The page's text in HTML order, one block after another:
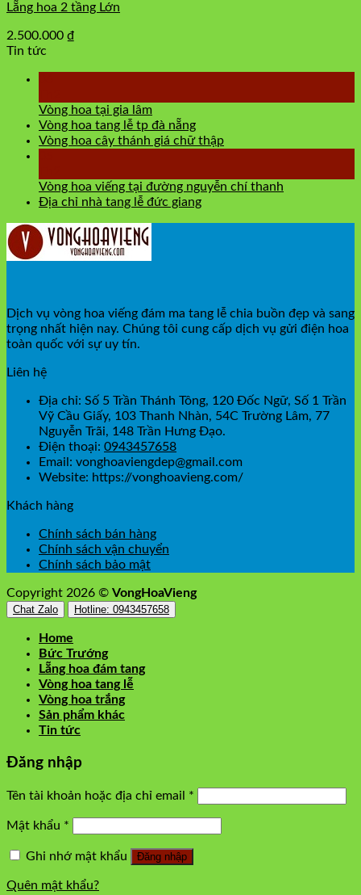
Lẵng hoa 2 tầng Lớn
2.500.000 ₫
Tin tức
Vòng hoa tại gia lâm
Vòng hoa tang lễ tp đà nẵng
Vòng hoa cây thánh giá chữ thập
Vòng hoa viếng tại đường nguyễn chí thanh
Địa chỉ nhà tang lễ đức giang
Dịch vụ vòng hoa viếng đám ma tang lễ chia buồn đẹp và sang
trọng nhất hiện nay. Chúng tôi cung cấp dịch vụ gửi điện hoa
toàn quốc với sự uy tín.
Liên hệ
Địa chỉ: Số 5 Trần Thánh Tông, 120 Đốc Ngữ, Số 1 Trần
Vỹ Cầu Giấy, 103 Thanh Nhàn, 54C Trường Lâm, 77
Nguyễn Trãi, 148 Trần Hưng Đạo.
Điện thoại: 0943457658
Email: vonghoaviengdep@gmail.com
Website: https://vonghoavieng.com/
Khách hàng
Chính sách bán hàng
Chính sách vận chuyển
Chính sách bảo mật
Copyright 2026 © VongHoaVieng
Chat Zalo Hotline: 0943457658
Home
Bức Trướng
Lẵng hoa đám tang
Vòng hoa tang lễ
Vòng hoa trắng
Sản phẩm khác
Tin tức
Đăng nhập
Tên tài khoản hoặc địa chỉ email *
Mật khẩu *
Ghi nhớ mật khẩu Đăng nhập
Quên mật khẩu?